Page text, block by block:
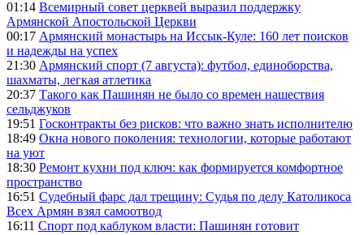
01:14 Всемирный совет церквей выразил поддержку
Армянской Апостольской Церкви
00:17 Армянский монастырь на Иссык-Куле: 160 лет поисков
и надежды на успех
21:30 Армянский спорт (7 августа): футбол, единоборства,
шахматы, легкая атлетика
20:37 Такого как Пашинян не было со времен нашествия
сельджуков
19:51 Госконтракты без рисков: что важно знать исполнителю
18:49 Окна нового поколения: технологии, которые работают
на уют
18:30 Ремонт кухни под ключ: как формируется комфортное
пространство
16:51 Судебный фарс дал трещину: Судья по делу Католикоса
Всех Армян взял самоотвод
16:11 Спорт под каблуком власти: Пашинян готовит